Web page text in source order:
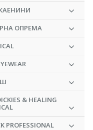
ОПРЕМА
& HEALING
PROFESSIONAL